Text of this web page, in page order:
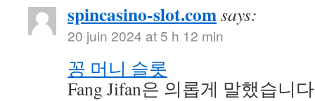
spincasino-slot.comsays:
20 juin 2024 at 5 h 12 min
꽁 머니 슬롯
Fang Jifan은 의롭게 말했습니